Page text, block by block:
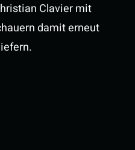
Clavier mit
damit erneut